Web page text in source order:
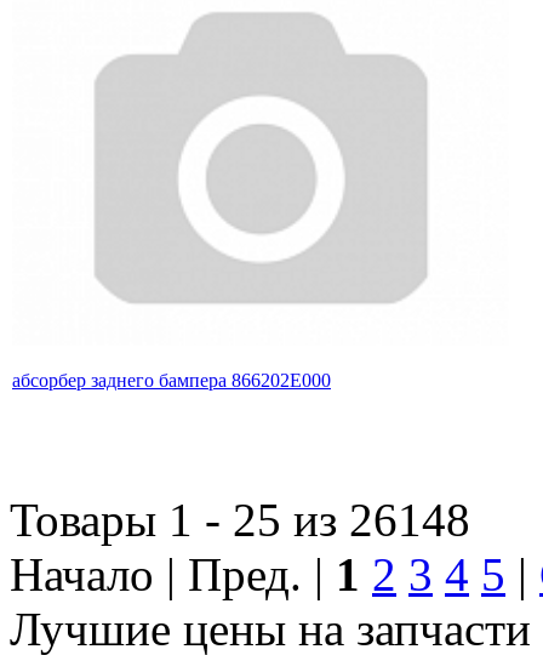
абсорбер заднего бампера 866202E000
Товары 1 - 25 из 26148
Начало | Пред. | 1 2 3 4 5 |
Лучшие цены на запчасти